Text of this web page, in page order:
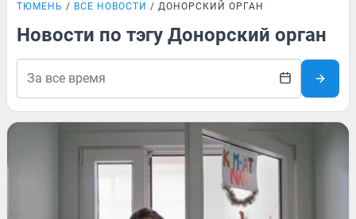
ТЮМЕНЬ ВСЕ НОВОСТИ ДОНОРСКИЙ ОРГАН
Новости по тэгу Донорский орган